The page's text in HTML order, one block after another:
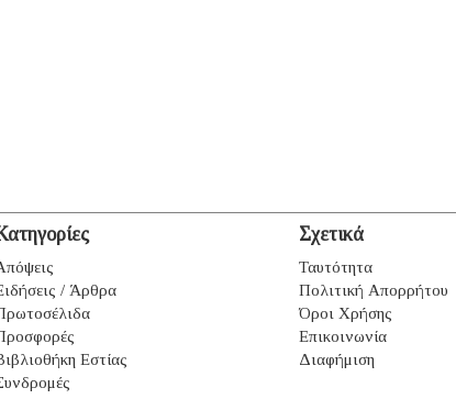
/ Άρθρα
Εστίας
Σχετικά
Ταυτότητα
Πολιτική Απορρήτου
Όροι Χρήσης
Επικοινωνία
Διαφήμιση